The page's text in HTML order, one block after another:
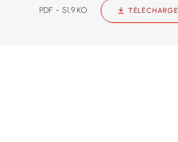
PDF 51,9 KO